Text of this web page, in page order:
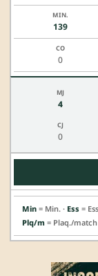
139
0
4
0
Min = Min. · Ess =
Plq/m = Plaq./match